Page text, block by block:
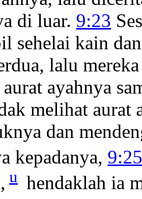
di luar. 9:23
sehelai kain
lalu
ayahnya
melihat aurat
dan
kepadanya, 9:25
, u hendaklah ia